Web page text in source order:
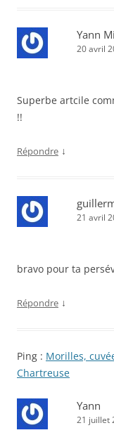
Yann
20 avril
Superbe artcile
!!
Répondre ↓
21 avril
bravo pour ta
Répondre ↓
Ping : Morilles,
Chartreuse
Yann
21 juillet